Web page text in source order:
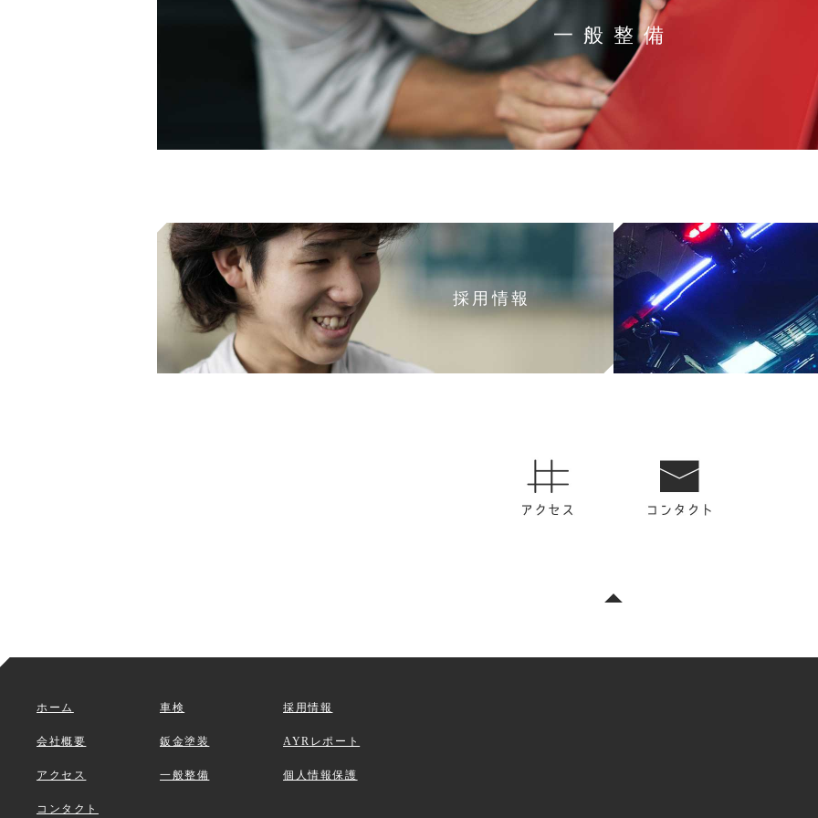
一般整備
採用情報
ホーム
会社概要
アクセス
コンタクト
車検
鈑金塗装
一般整備
採用情報
AYRレポート
個人情報保護